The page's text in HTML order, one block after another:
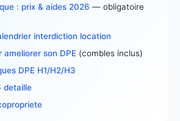
: prix & aides 2026 — obligatoire
interdiction location
ameliorer son DPE (combles inclus)
DPE H1/H2/H3
detaille